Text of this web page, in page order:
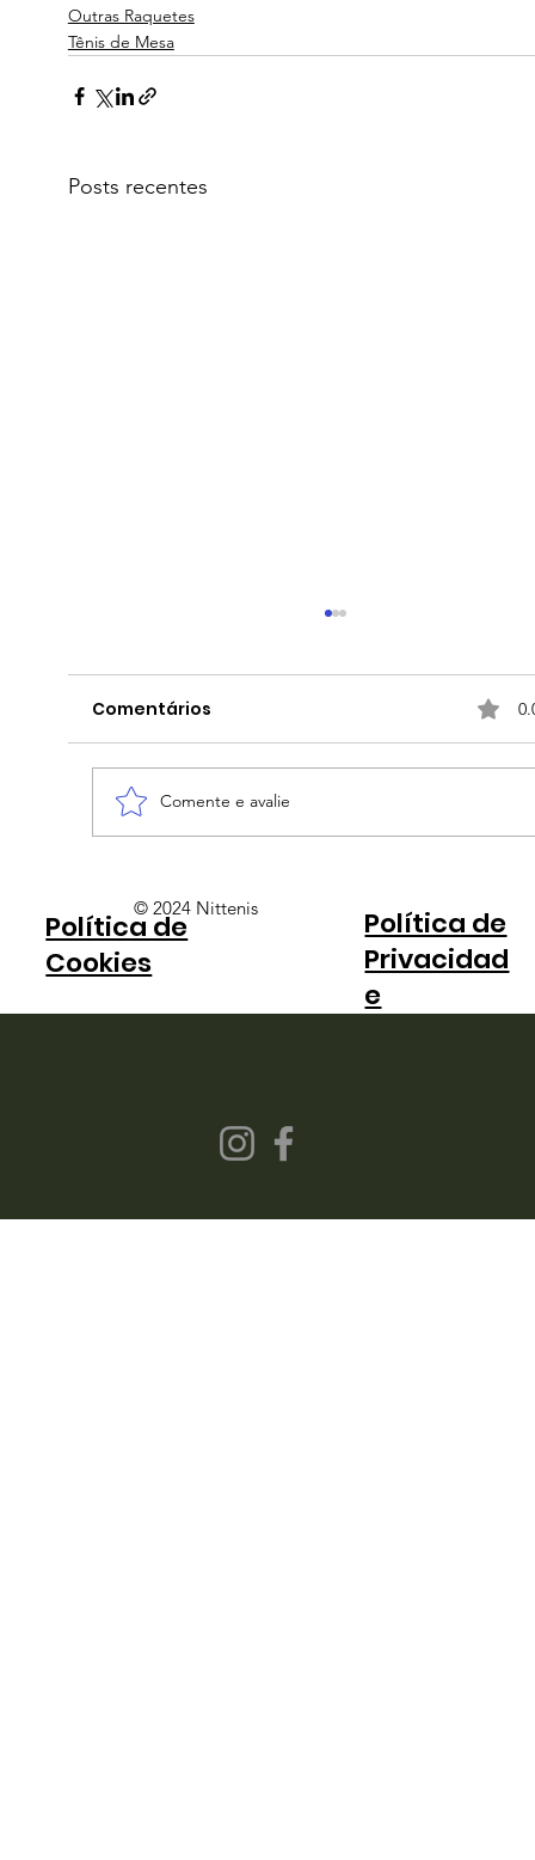
Outras Raquetes
Tênis de Mesa
Posts recentes
do WTT Star Contender São José
dos Campos
Comentários
Comente e avalie
© 2024 Nittenis
Política de
Privacidad
e
Política de
Cookies